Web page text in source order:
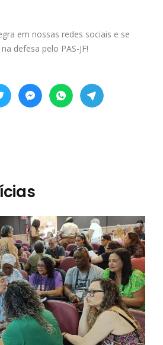
em nossas redes sociais e se
defesa pelo PAS-JF!